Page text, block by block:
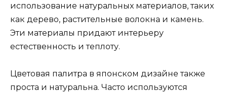
использование натуральных материалов, таких
как дерево, растительные волокна и камень.
Эти материалы придают интерьеру
естественность и теплоту.
Цветовая палитра в японском дизайне также
проста и натуральна. Часто используются